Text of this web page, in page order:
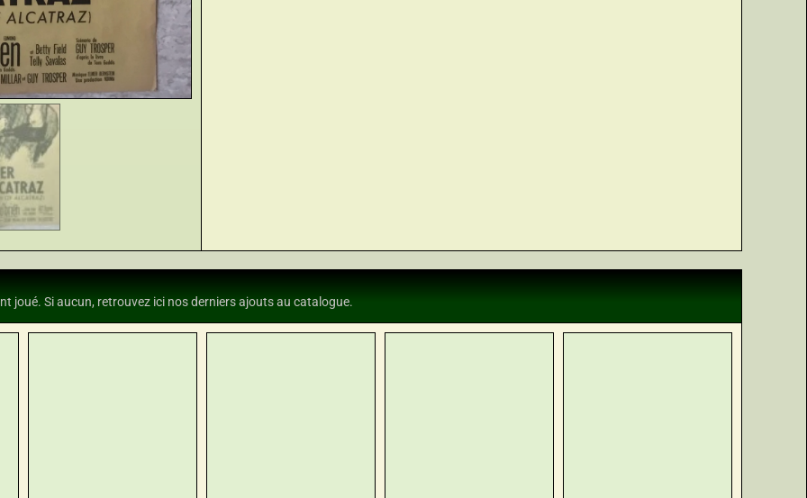
joué. Si aucun, retrouvez ici nos derniers ajouts au catalogue.